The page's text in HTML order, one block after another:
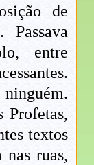
de
Passava
entre
Profetas,
textos
nas ruas,